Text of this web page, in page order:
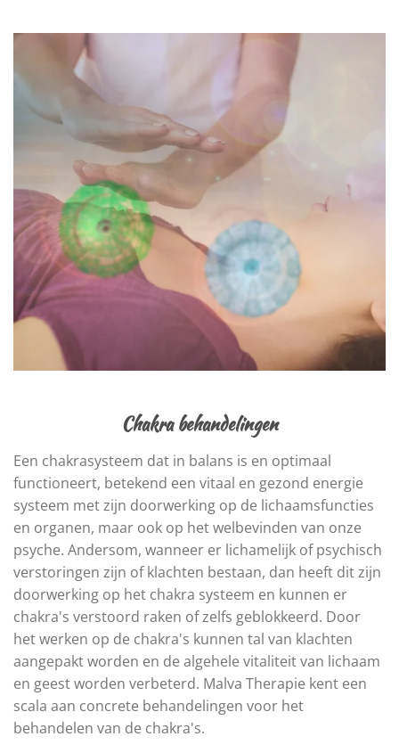
Chakra behandelingen
Een chakrasysteem dat in balans is en optimaal
functioneert, betekend een vitaal en gezond energie
systeem met zijn doorwerking op de lichaamsfuncties
en organen, maar ook op het welbevinden van onze
psyche. Andersom, wanneer er lichamelijk of psychisch
verstoringen zijn of klachten bestaan, dan heeft dit zijn
doorwerking op het chakra systeem en kunnen er
chakra's verstoord raken of zelfs geblokkeerd. Door
het werken op de chakra's kunnen tal van klachten
aangepakt worden en de algehele vitaliteit van lichaam
en geest worden verbeterd. Malva Therapie kent een
scala aan concrete behandelingen voor het
behandelen van de chakra's.